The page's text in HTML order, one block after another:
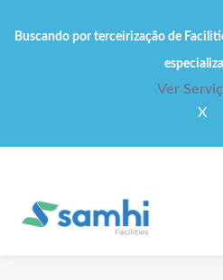
Buscando por terceirização de
Ver
X